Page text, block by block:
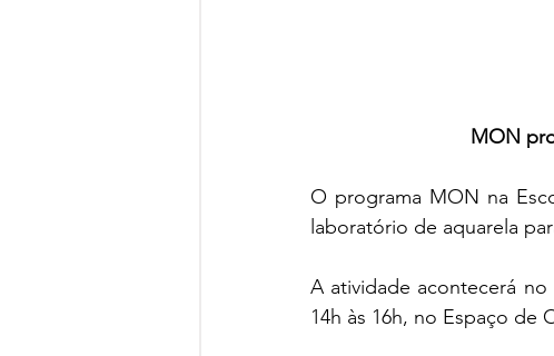
MON
O programa MON na
laboratório de aquarela
A atividade acontecerá no
14h às 16h, no Espaço de